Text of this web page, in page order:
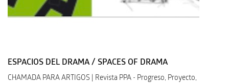
ESPACIOS DEL DRAMA / SPACES OF DRAMA
CHAMADA PARA ARTIGOS | Revista PPA - Progreso, Proyecto,